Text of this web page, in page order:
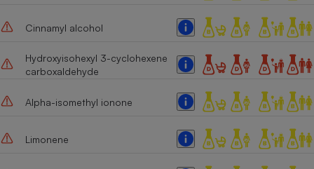
Cinnamyl alcohol
Hydroxyisohexyl 3-cyclohexene
carboxaldehyde
Alpha-isomethyl ionone
Limonene